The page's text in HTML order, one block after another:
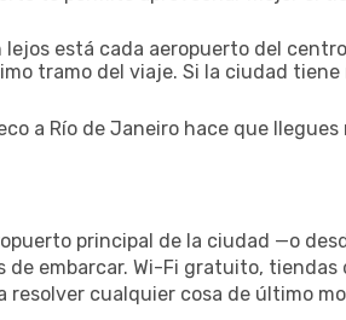
lejos está cada aeropuerto del
tramo del viaje. Si la ciudad
a Río de Janeiro hace que
principal de la ciudad —o
de embarcar. Wi-Fi gratuito,
resolver cualquier cosa de último